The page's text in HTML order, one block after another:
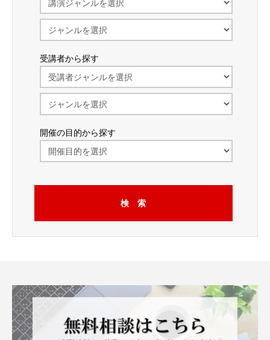
受講者から探す
開催の目的から探す